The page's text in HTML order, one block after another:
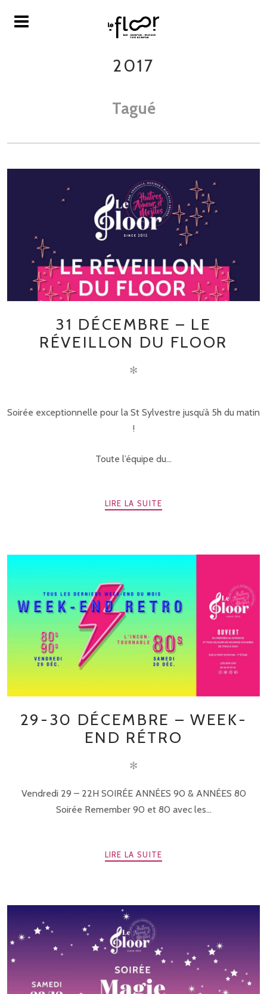
2017
Tagué
31 DÉCEMBRE – LE
RÉVEILLON DU FLOOR
✻
Soirée exceptionnelle pour la St Sylvestre jusqu’à 5h du matin
!
Toute l’équipe du...
LIRE LA SUITE
29-30 DÉCEMBRE – WEEK-
END RÉTRO
✻
Vendredi 29 – 22H SOIRÉE ANNÉES 90 & ANNÉES 80
Soirée Remember 90 et 80 avec les...
LIRE LA SUITE